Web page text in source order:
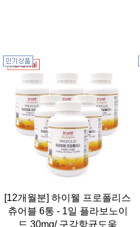
[12개월분] 하이웰 프로폴리스
츄어블 6통 - 1일 플라보노이
드 30mg/ 구강항균도움